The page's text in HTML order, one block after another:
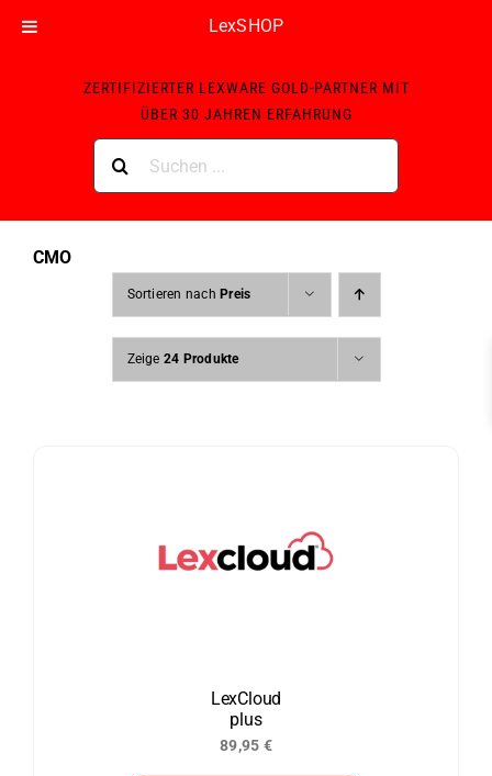
LexSHOP
ZERTIFIZIERTER LEXWARE GOLD-PARTNER MIT
ÜBER 30 JAHREN ERFAHRUNG
nach:
CMO
Sortieren nach Preis
Zeige 24 Produkte
LexCloud
plus
89,95 €